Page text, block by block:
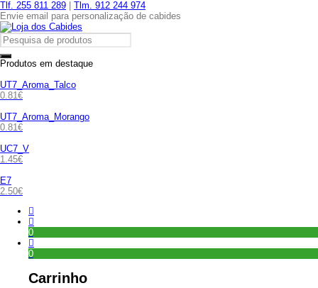
Tlf. 255 811 289
Tlm. 912 244 974
Envie email para personalização de cabides
Produtos em destaque
UT7_Aroma_Talco
0.81€
UT7_Aroma_Morango
0.81€
UC7_V
1.45€
E7
2.50€
0
0
Carrinho